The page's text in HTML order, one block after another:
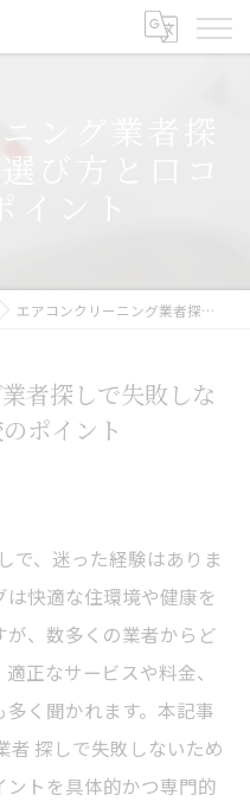
ング業者探
び方と口コ
イント
エアコンクリーニング業者探しで失敗しない選び方と口コミ比較のポイント
者探しで失敗しな
ポイント
で、迷った経験はありま
快適な住環境や健康を
、数多くの業者からど
正なサービスや料金、
く聞かれます。本記事
者 探しで失敗しないため
トを具体的かつ専門的